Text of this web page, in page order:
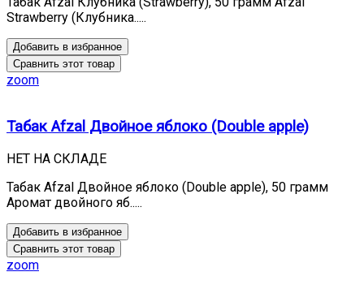
Strawberry (Клубника.....
Добавить в избранное
Сравнить этот товар
zoom
Табак Afzal Двойное яблоко (Double apple)
НЕТ НА СКЛАДЕ
Табак Afzal Двойное яблоко (Double apple), 50 грамм
Аромат двойного яб.....
Добавить в избранное
Сравнить этот товар
zoom